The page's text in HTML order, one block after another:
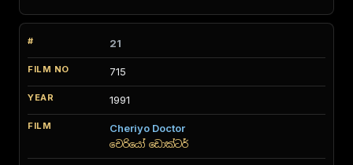
21
715
1991
Cheriyo Doctor
චෙරියෝ ඩොක්ටර්